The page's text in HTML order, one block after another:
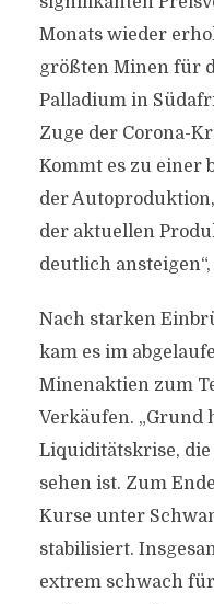
Monats wieder
größten Minen für
Palladium in
Zuge der Corona-
Kommt es zu einer
der
der aktuellen
deutlich ansteigen“,
Nach starken
kam es im
Minenaktien zum
Verkäufen. „Grund
Liquiditätskrise,
sehen ist. Zum
Kurse unter
stabilisiert.
extrem schwach